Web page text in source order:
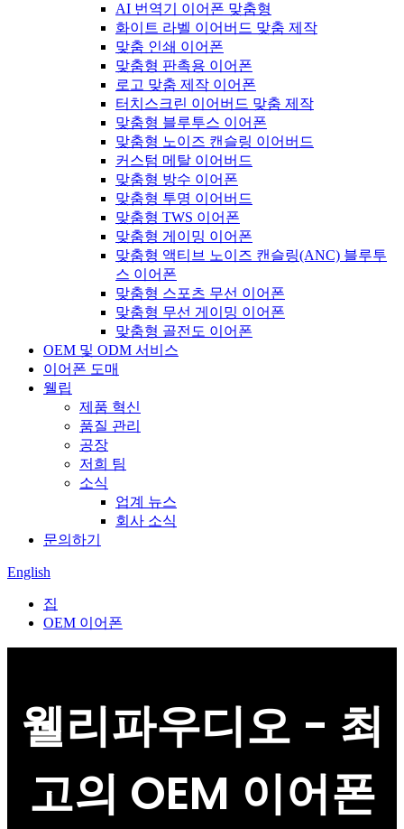
AI 번역기 이어폰 맞춤형
화이트 라벨 이어버드 맞춤 제작
맞춤 인쇄 이어폰
맞춤형 판촉용 이어폰
로고 맞춤 제작 이어폰
터치스크린 이어버드 맞춤 제작
맞춤형 블루투스 이어폰
맞춤형 노이즈 캔슬링 이어버드
커스텀 메탈 이어버드
맞춤형 방수 이어폰
맞춤형 투명 이어버드
맞춤형 TWS 이어폰
맞춤형 게이밍 이어폰
맞춤형 액티브 노이즈 캔슬링(ANC) 블루투
스 이어폰
맞춤형 스포츠 무선 이어폰
맞춤형 무선 게이밍 이어폰
맞춤형 골전도 이어폰
OEM 및 ODM 서비스
이어폰 도매
웰립
제품 혁신
품질 관리
공장
저희 팀
소식
업계 뉴스
회사 소식
문의하기
English
집
OEM 이어폰
웰리파우디오 - 최
고의 OEM 이어폰